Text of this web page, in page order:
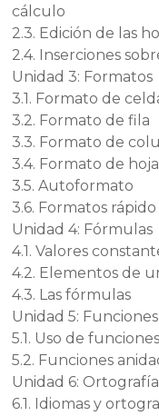
cálculo
2.3. Edición de las
2.4. Inserciones
Unidad 3: Formatos
3.1. Formato de
3.2. Formato de fila
3.3. Formato de
3.4. Formato de hoja
3.5. Autoformato
3.6. Formatos rápido
Unidad 4: Fórmulas
4.1. Valores
4.2. Elementos de
4.3. Las fórmulas
Unidad 5: Funciones
5.1. Uso de funciones
5.2. Funciones
Unidad 6:
6.1. Idiomas y